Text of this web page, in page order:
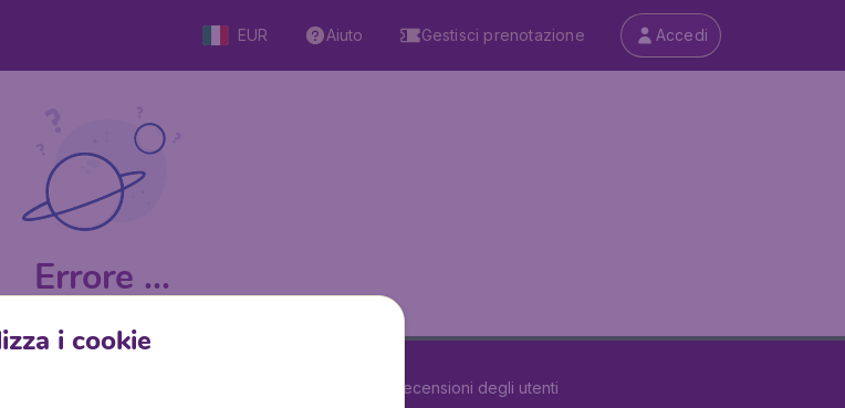
EUR Aiuto Gestisci prenotazione Accedi
Errore ...
recensioni degli utenti
i cookie